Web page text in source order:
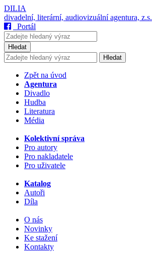
DILIA
divadelní, literární, audiovizuální agentura, z.s.
Portál
Hledat
Hledat
Zpět na úvod
Agentura
Divadlo
Hudba
Literatura
Média
Kolektivní správa
Pro autory
Pro nakladatele
Pro uživatele
Katalog
Autoři
Díla
O nás
Novinky
Ke stažení
Kontakty